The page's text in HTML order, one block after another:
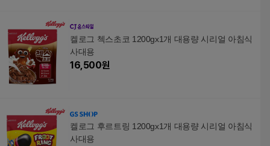
켈로그 첵스초코 1200gx1개 대용량 시리얼 아침식
사대용
16,500원
켈로그 후르트링 1200gx1개 대용량 시리얼 아침식
사대용